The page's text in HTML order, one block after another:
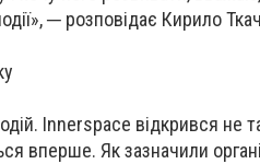
─ розповідає Кирило
Innerspace відкрився не
вперше. Як зазначили